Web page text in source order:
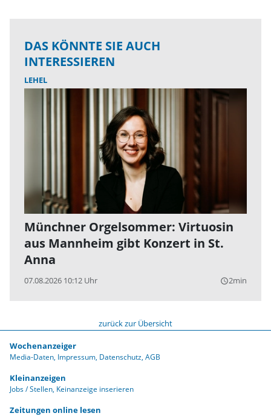
DAS KÖNNTE SIE AUCH
INTERESSIEREN
LEHEL
Münchner Orgelsommer: Virtuosin
aus Mannheim gibt Konzert in St.
Anna
07.08.2026 10:12 Uhr query_builder2min
zurück zur Übersicht
Wochenanzeiger
Media-Daten Impressum Datenschutz AGB
Kleinanzeigen
Jobs / Stellen Keinanzeige inserieren
Zeitungen online lesen